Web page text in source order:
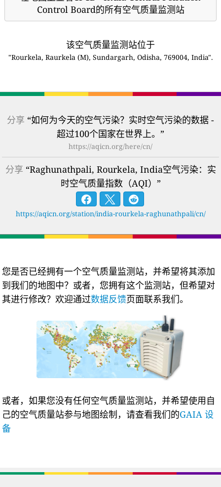
Control Board的所有空气质量监测站
该空气质量监测站位于
"Rourkela, Raurkela (M), Sundargarh, Odisha, 769004, India".
分享 “如何为今天的空气污染？实时空气污染的数据 -
超过100个国家在世界上。”
https://aqicn.org/here/cn/
分享 “Raghunathpali, Rourkela, India空气污染：实
时空气质量指数（AQI）”
https://aqicn.org/station/india-rourkela-raghunathpali/cn/
您是否已经拥有一个空气质量监测站，并希望将其添加
到我们的地图中？或者，您拥有这个监测站，但希望对
其进行修改？欢迎通过数据反馈页面联系我们。
或者，如果您没有任何空气质量监测站，并希望使用自
己的空气质量站参与地图绘制，请查看我们的GAIA 设
备